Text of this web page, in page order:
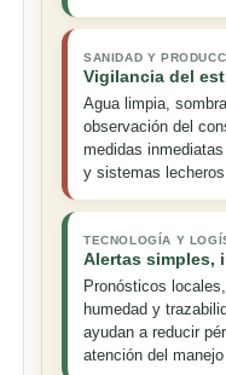
SANIDAD Y
Vigilancia del
Agua limpia,
observación del
medidas
y sistemas
TECNOLOGÍA Y
Alertas simples,
Pronósticos
humedad y
ayudan a reducir
atención del